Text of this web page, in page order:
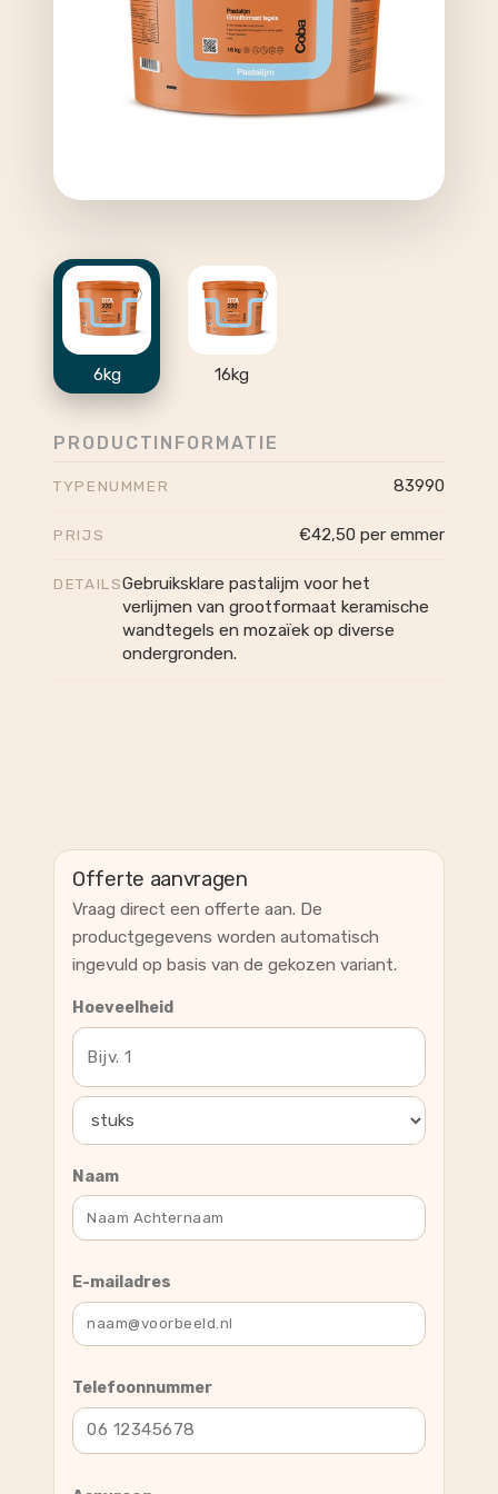
6kg 16kg
PRODUCTINFORMATIE
TYPENUMMER 83990
PRIJS €42,50 per emmer
DETAILSGebruiksklare pastalijm voor het
verlijmen van grootformaat keramische
wandtegels en mozaïek op diverse
ondergronden.
Offerte aanvragen
Vraag direct een offerte aan. De
productgegevens worden automatisch
ingevuld op basis van de gekozen variant.
Hoeveelheid
Naam
E-mailadres
Telefoonnummer